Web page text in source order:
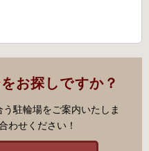
お探しですか？
駐輪場をご案内いたしま
わせください！